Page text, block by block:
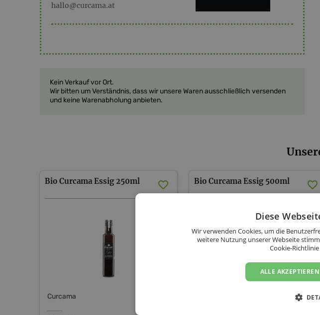
hallo@curcama.at
Kein Verkauf vor Ort.
Wir bitten um Verständnis, dass wir unsere Waren ausschließlich versenden
und keine Warenabholung anbieten.
Bio Curcama Essig 250ml
Curcama
Bio Curcama Essig 500ml
Diese
Wir verwenden Cookies, um die
weitere Nutzung unserer Webseite
Cookie-
ALLE AKZEPTIEREN